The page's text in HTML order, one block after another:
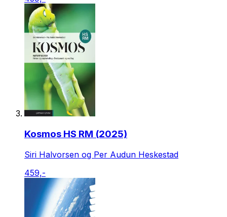
Kosmos HS RM (2025)
Siri Halvorsen og Per Audun Heskestad
459,-